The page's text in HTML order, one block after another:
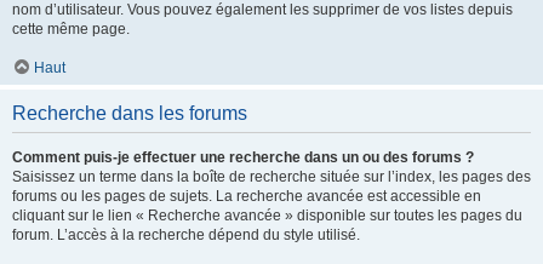
nom d’utilisateur. Vous pouvez également les supprimer de vos listes depuis
cette même page.
Haut
Recherche dans les forums
Comment puis-je effectuer une recherche dans un ou des forums ?
Saisissez un terme dans la boîte de recherche située sur l’index, les pages des
forums ou les pages de sujets. La recherche avancée est accessible en
cliquant sur le lien « Recherche avancée » disponible sur toutes les pages du
forum. L’accès à la recherche dépend du style utilisé.